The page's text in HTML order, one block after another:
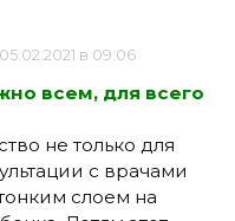
05.02.2021 в 09:06
всем, для всего
не только для
с врачами
слоем на